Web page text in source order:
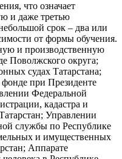
что означает
и даже третью
срок – два или
от формы обучения.
и производственную
Поволжского округа;
судах Татарстана;
при Президенте
Федеральной
кадастра и
Управлении
службы по Республике
и имущественных
Аппарате